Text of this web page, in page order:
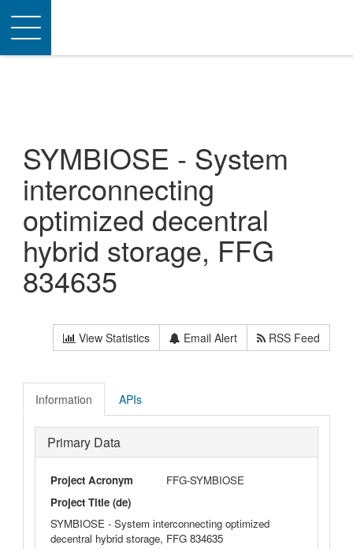
Toggle
navigation
SYMBIOSE - System
interconnecting
optimized decentral
hybrid storage, FFG
834635
View Statistics Email Alert RSS Feed
Information APIs
Primary Data
Project Acronym
FFG-SYMBIOSE
Project Title (de)
SYMBIOSE - System interconnecting optimized
decentral hybrid storage, FFG 834635